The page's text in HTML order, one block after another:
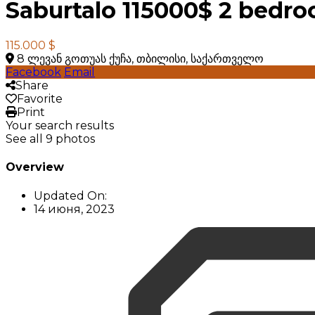
Saburtalo 115000$ 2
115.000 $
8 ლევან გოთუას ქუჩა, თბილისი, საქართველო
Facebook Email
Share
Favorite
Print
Your search results
See all 9 photos
Overview
Updated On:
14 июня, 2023